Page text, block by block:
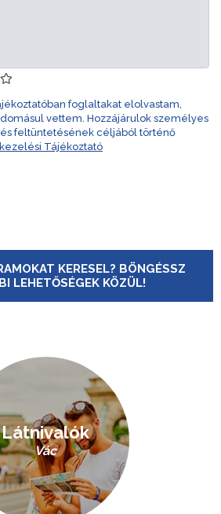
foglaltakat elolvastam,
vettem. Hozzájárulok személyes
feltüntetésének céljából történő
Tájékoztató
KERESEL? BÖNGÉSSZ
LEHETŐSÉGEK KÖZÜL!
Látnivalók
Vác